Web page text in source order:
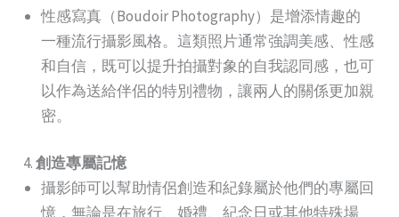
性感寫真（Boudoir Photography）是增添情趣的
一種流行攝影風格。這類照片通常強調美感、性感
和自信，既可以提升拍攝對象的自我認同感，也可
以作為送給伴侶的特別禮物，讓兩人的關係更加親
密。
4.創造專屬記憶
攝影師可以幫助情侶創造和紀錄屬於他們的專屬回
憶，無論是在旅行、婚禮、紀念日或其他特殊場